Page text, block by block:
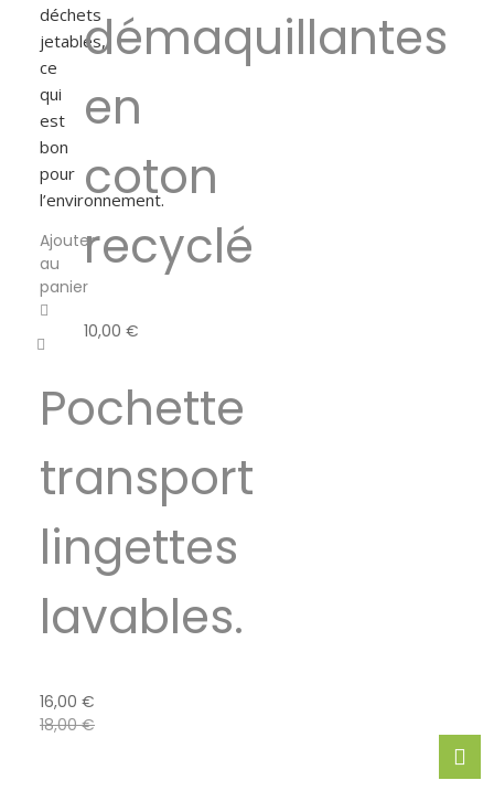
déchets
jetables,
ce
qui
est
bon
pour
l’environnement.
Ajouter
au
panier
Pochette
transport
lingettes
lavables.
16,00 €
18,00€
démaquillantes
en
coton
recyclé
10,00 €